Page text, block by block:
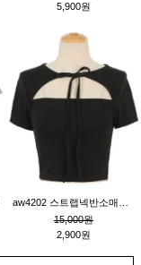
5,900원
15,000원
2,900원